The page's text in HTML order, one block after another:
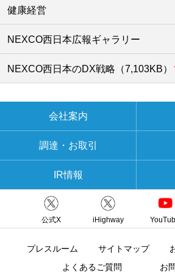
健康経営
NEXCO西日本広報ギャラリー
NEXCO西日本のDX戦略（7,103KB）
会社案内
調達・お取引
IR情報
公式X iHighway
プレスルーム サイトマップ
よくあるご質問
お